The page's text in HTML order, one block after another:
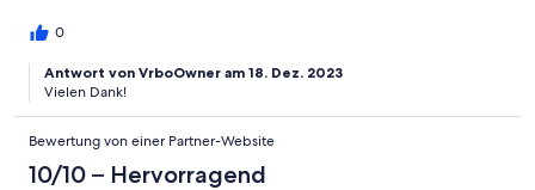
0
Antwort von VrboOwner am 18. Dez. 2023
Vielen Dank!
Bewertung von einer Partner-Website
10/10 – Hervorragend